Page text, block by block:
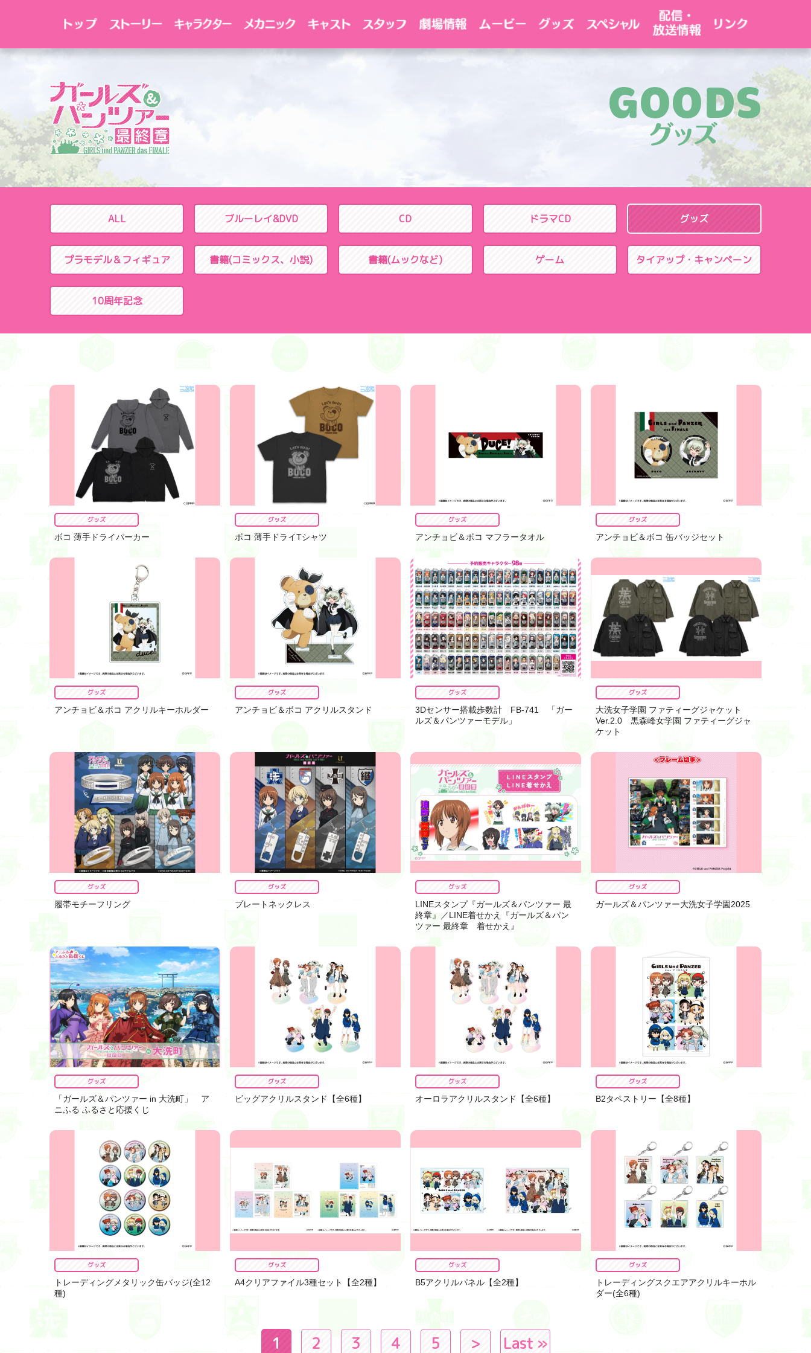
ALL ブルーレイ&DVD CD ドラマCD グッズ
プラモデル＆フィギュア 書籍(コミックス、小説) 書籍(ムックなど) ゲーム タイアップ・ キャンペーン
10周年記念
グッズ
ボコ 薄手ドライパーカー
グッズ
ボコ 薄手ドライTシャツ
グッズ
アンチョビ＆ボコ マフラータオル
グッズ
アンチョビ＆ボコ 缶バッジセット
グッズ
アンチョビ＆ボコ アクリルキーホルダー
グッズ
アンチョビ＆ボコ アクリルスタンド
グッズ
3Dセンサー搭載歩数計 FB-741 「ガー
ルズ＆パンツァーモデル」
グッズ
大洗女子学園 ファティーグジャケット
Ver.2.0 黒森峰女学園 ファティーグジャ
ケット
グッズ
履帯モチーフリング
グッズ
プレートネックレス
グッズ
LINEスタンプ『ガールズ＆パンツァー 最
終章』／LINE着せかえ『ガールズ＆パン
ツァー 最終章 着せかえ』
グッズ
ガールズ＆パンツァー大洗女子学園2025
グッズ
「ガールズ＆パンツァー in 大洗町」 ア
ニふる ふるさと応援くじ
グッズ
ビッグアクリルスタンド【全6種】
グッズ
オーロラアクリルスタンド【全6種】
グッズ
B2タペストリー【全8種】
グッズ
トレーディングメタリック缶バッジ(全12
種)
グッズ
A4クリアファイル3種セット【全2種】
グッズ
B5アクリルパネル【全2種】
グッズ
トレーディングスクエアアクリルキーホル
ダー(全6種)
1 2 3 4 5 > Last »